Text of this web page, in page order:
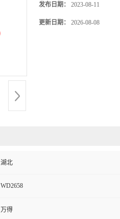
发布日期： 2023-08-11
更新日期： 2026-08-08
湖北
WD2658
万得